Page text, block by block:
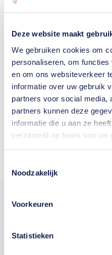
Deze website maakt
We gebruiken cookies om
personaliseren, om
en om ons websiteverkeer
informatie over uw gebruik
partners voor social media,
partners kunnen deze
informatie die u aan ze
verzameld op basis van uw
Noodzakelijk
Voorkeuren
Statistieken
Welke
ooit meegedaan
Olympische
Trotse